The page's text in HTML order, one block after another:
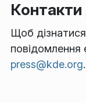
Щоб
press@kde.org.